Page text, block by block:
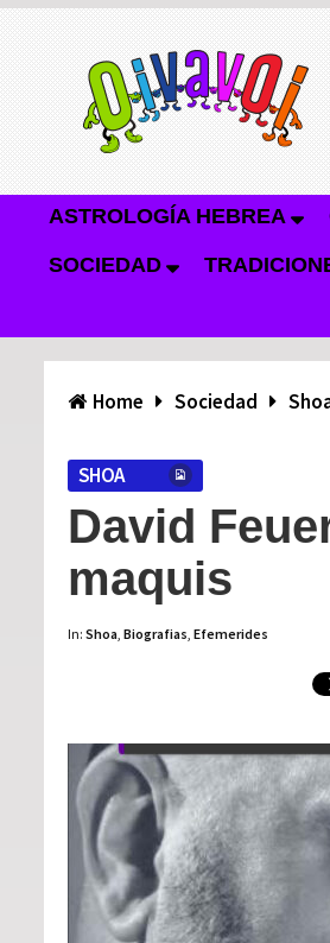
ASTROLOGÍA HEBREA
SOCIEDAD
Home Sociedad
SHOA
David
maquis
In: Shoa, Biografias, Efemerides